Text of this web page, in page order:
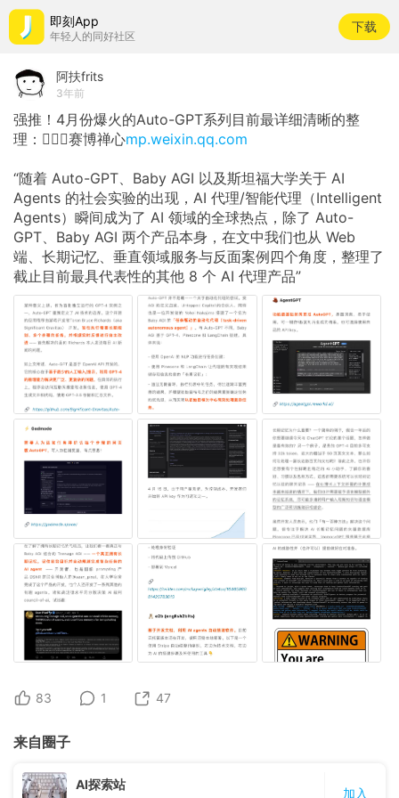
即刻App
年轻人的同好社区
下载
阿扶frits
3年前
强推！4月份爆火的Auto-GPT系列目前最详细清晰的整
理：💁🏻‍♂️赛博禅心mp.weixin.qq.com
“随着 Auto-GPT、Baby AGI 以及斯坦福大学关于 AI
Agents 的社会实验的出现，AI 代理/智能代理（Intelligent
Agents）瞬间成为了 AI 领域的全球热点，除了 Auto-
GPT、Baby AGI 两个产品本身，在文中我们也从 Web
端、长期记忆、垂直领域服务与反面案例四个角度，整理了
截止目前最具代表性的其他 8 个 AI 代理产品”
83 1 47
来自圈子
AI探索站
加入